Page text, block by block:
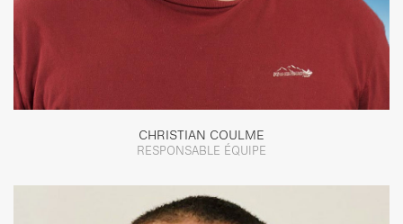
CHRISTIAN COULME
RESPONSABLE ÉQUIPE